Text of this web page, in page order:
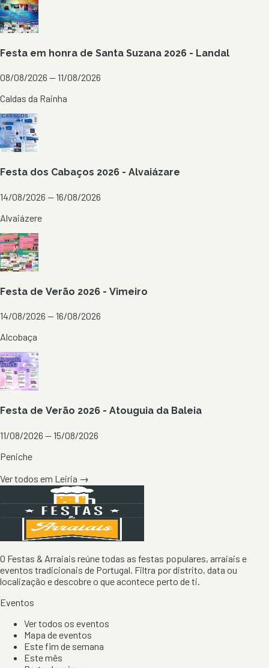
Festa em honra de Santa Suzana 2026 - Landal
08/08/2026 — 11/08/2026
Caldas da Rainha
Festa dos Cabaços 2026 - Alvaiázare
14/08/2026 — 16/08/2026
Alvaiázere
Festa de Verão 2026 - Vimeiro
14/08/2026 — 16/08/2026
Alcobaça
Festa de Verão 2026 - Atouguia da Baleia
11/08/2026 — 15/08/2026
Peniche
Ver todos em Leiria →
O Festas & Arraiais reúne todas as festas populares, arraiais e
eventos tradicionais de Portugal. Filtra por distrito, data ou
localização e descobre o que acontece perto de ti.
Eventos
Ver todos os eventos
Mapa de eventos
Este fim de semana
Este mês